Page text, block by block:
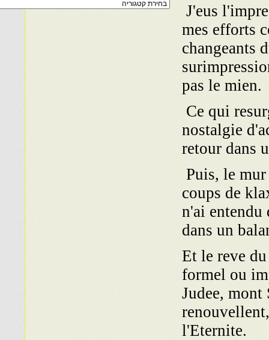
J'eus
mes efforts
changeants
pas le mien.
Ce qui
nostalgie
retour dans
Puis, le
coups de
n'ai entendu
dans un
Et le reve
formel ou
Judee,
l'Eternite.
רשימת
הנושאים